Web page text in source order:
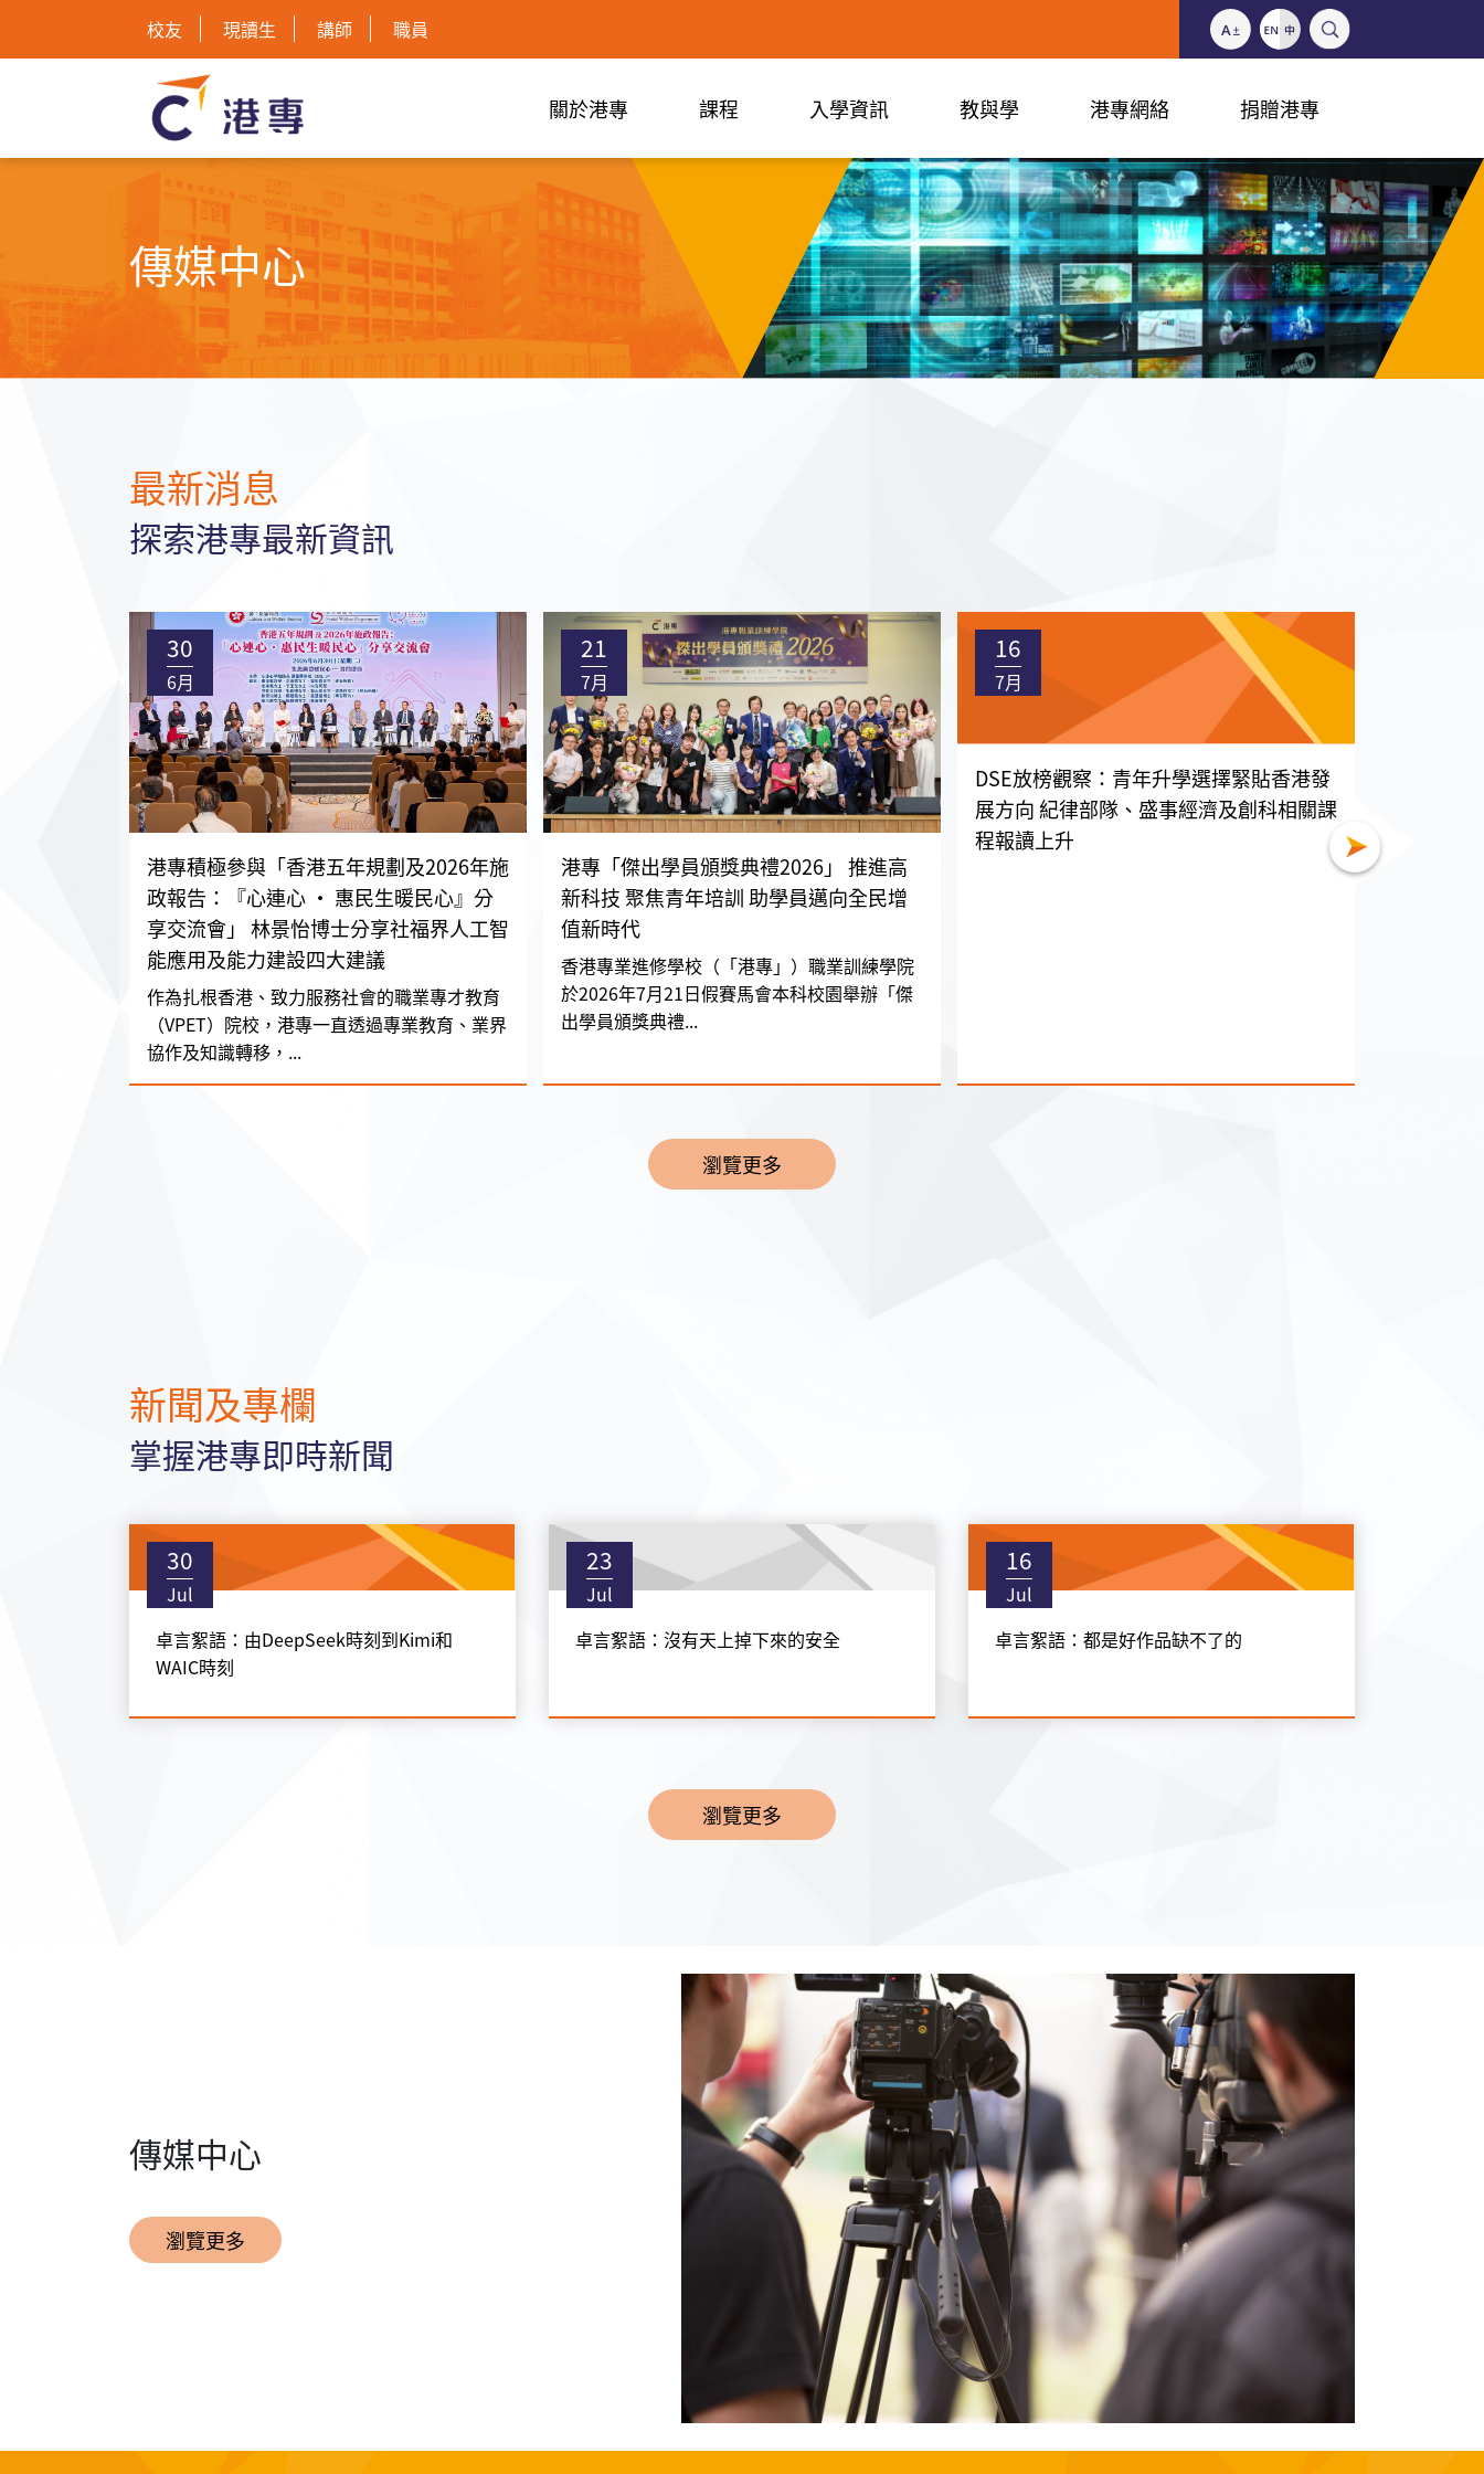
校友 現讀生 講師 職員
關於港專 課程 入學資訊 教與學 港專網絡 捐贈港專
傳媒中心
最新消息
探索港專最新資訊
30
6月
港專積極參與「香港五年規劃及2026年施
政報告：『心連心 • 惠民生暖民心』分
享交流會」 林景怡博士分享社福界人工智
能應用及能力建設四大建議
作為扎根香港、致力服務社會的職業專才教育
（VPET）院校，港專一直透過專業教育、業界
協作及知識轉移，...
21
7月
港專「傑出學員頒獎典禮2026」 推進高
新科技 聚焦青年培訓 助學員邁向全民增
值新時代
香港專業進修學校（「港專」）職業訓練學院
於2026年7月21日假賽馬會本科校園舉辦「傑
出學員頒獎典禮...
16
7月
DSE放榜觀察：青年升學選擇緊貼香港發
展方向 紀律部隊、盛事經濟及創科相關課
程報讀上升
瀏覽更多
新聞及專欄
掌握港專即時新聞
30
Jul
卓言絮語：由DeepSeek時刻到Kimi和
WAIC時刻
23
Jul
卓言絮語：沒有天上掉下來的安全
16
Jul
卓言絮語：都是好作品缺不了的
瀏覽更多
傳媒中心
瀏覽更多